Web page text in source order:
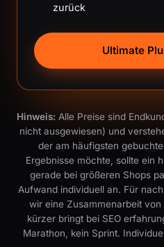
zurück
Ultimate
Hinweis: Alle Preise sind
nicht ausgewiesen) und
der am häufigsten
Ergebnisse möchte, sollte ein
gerade bei größeren Shops
Aufwand individuell an. Für
wir eine Zusammenarbeit von
kürzer bringt bei SEO
Marathon, kein Sprint.